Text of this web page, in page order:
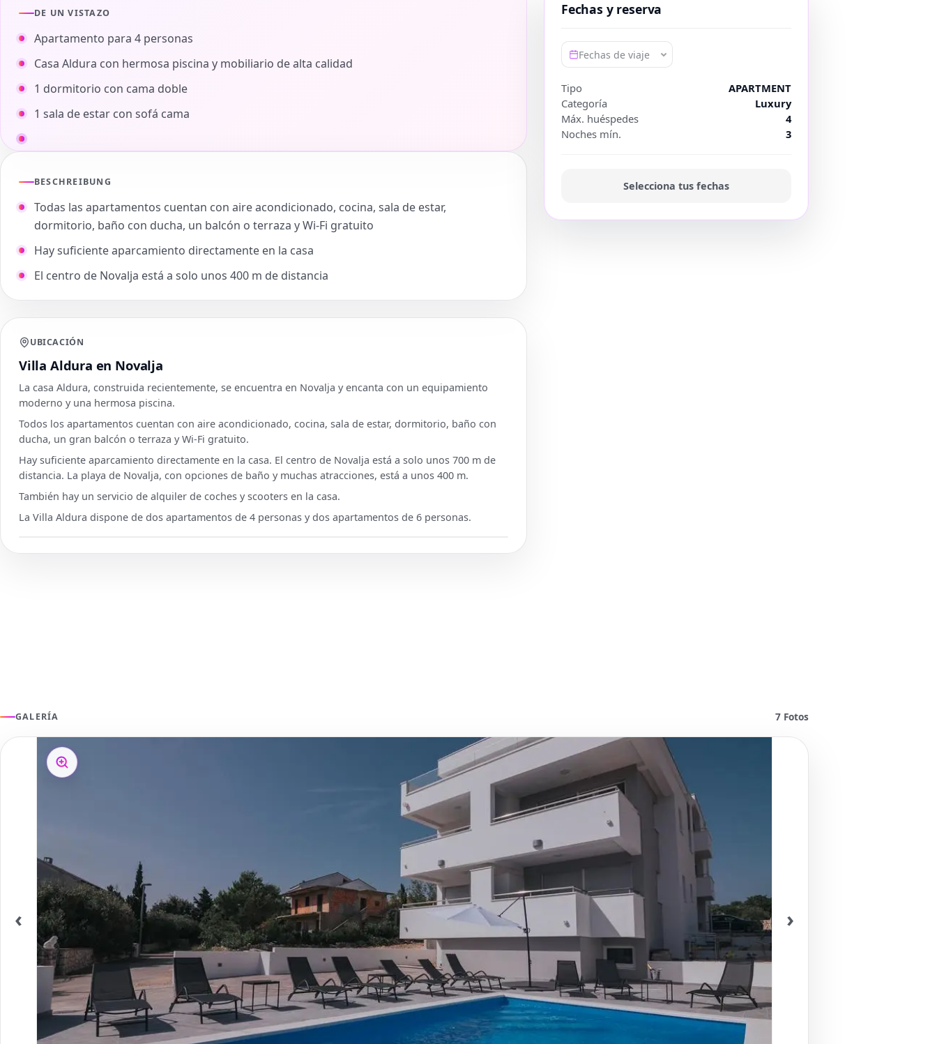
DE UN VISTAZO
Apartamento para 4 personas
Casa Aldura con hermosa piscina y mobiliario de alta calidad
1 dormitorio con cama doble
1 sala de estar con sofá cama
BESCHREIBUNG
Todas las apartamentos cuentan con aire acondicionado, cocina, sala de estar,
dormitorio, baño con ducha, un balcón o terraza y Wi-Fi gratuito
Hay suficiente aparcamiento directamente en la casa
El centro de Novalja está a solo unos 400 m de distancia
Fechas y reserva
Fechas de viaje
Tipo
APARTMENT
Categoría
Luxury
Máx. huéspedes
4
Noches mín.
3
Selecciona tus fechas
UBICACIÓN
Villa Aldura en Novalja
La casa Aldura, construida recientemente, se encuentra en Novalja y encanta con un equipamiento
moderno y una hermosa piscina.
Todos los apartamentos cuentan con aire acondicionado, cocina, sala de estar, dormitorio, baño con
ducha, un gran balcón o terraza y Wi-Fi gratuito.
Hay suficiente aparcamiento directamente en la casa. El centro de Novalja está a solo unos 700 m de
distancia. La playa de Novalja, con opciones de baño y muchas atracciones, está a unos 400 m.
También hay un servicio de alquiler de coches y scooters en la casa.
La Villa Aldura dispone de dos apartamentos de 4 personas y dos apartamentos de 6 personas.
GALERÍA 7 Fotos
‹ ›